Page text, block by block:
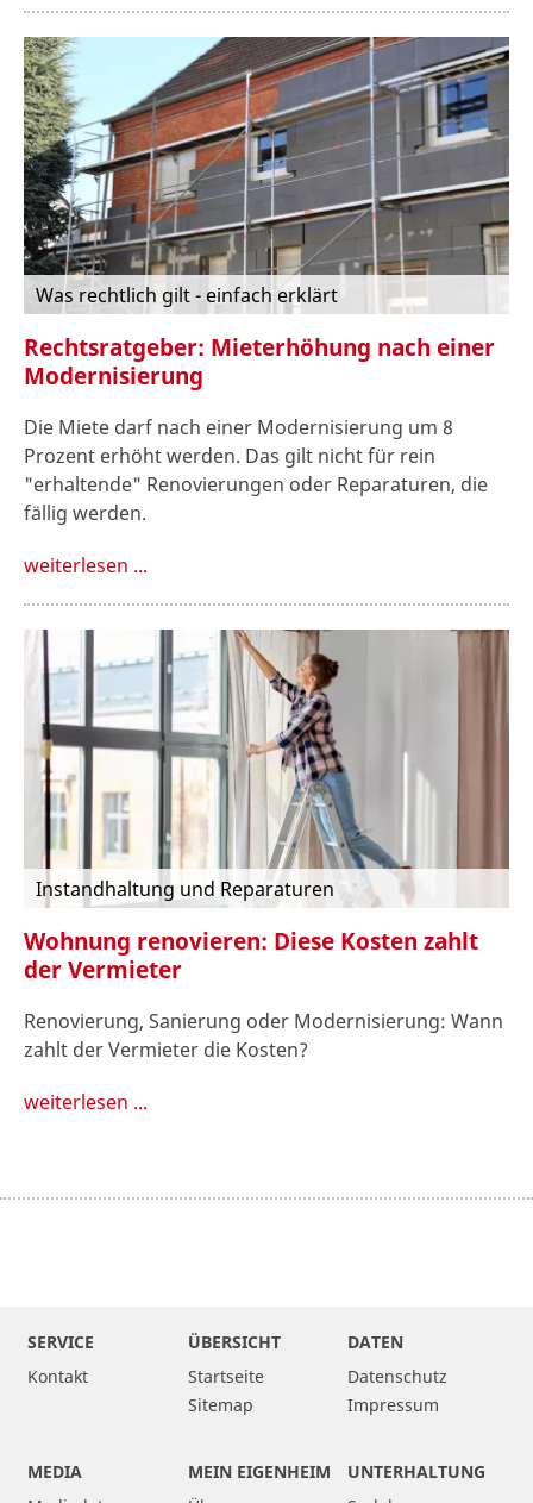
Was rechtlich gilt - einfach erklärt
Rechtsratgeber: Mieterhöhung nach einer
Modernisierung
Die Miete darf nach einer Modernisierung um 8
Prozent erhöht werden. Das gilt nicht für rein
"erhaltende" Renovierungen oder Reparaturen, die
fällig werden.
weiterlesen ...
Instandhaltung und Reparaturen
Wohnung renovieren: Diese Kosten zahlt
der Vermieter
Renovierung, Sanierung oder Modernisierung: Wann
zahlt der Vermieter die Kosten?
weiterlesen ...
SERVICE
Kontakt
ÜBERSICHT
Startseite
Sitemap
DATEN
Datenschutz
Impressum
MEDIA
MEIN EIGENHEIM
UNTERHALTUNG